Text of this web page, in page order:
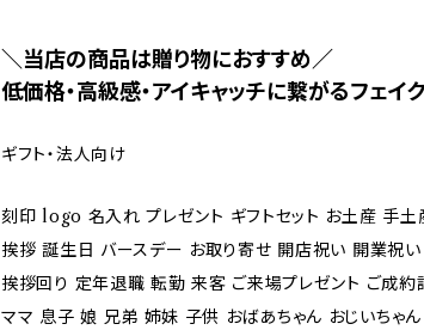
＼当店の商品は贈り物におすすめ／
低価格・高級感・アイキャッチに繋がるフェイ
ギフト・法人向け
刻印 logo 名入れ プレゼント ギフトセット お土産 手
挨拶 誕生日 バースデー お取り寄せ 開店祝い 開業祝
挨拶回り 定年退職 転勤 来客 ご来場プレゼント ご成
ママ 息子 娘 兄弟 姉妹 子供 おばあちゃん おじいちゃ